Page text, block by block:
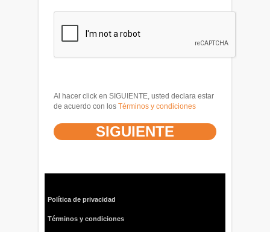
Al hacer click en SIGUIENTE, usted declara estar
de acuerdo con los Términos y condiciones
Política de privacidad
Términos y condiciones